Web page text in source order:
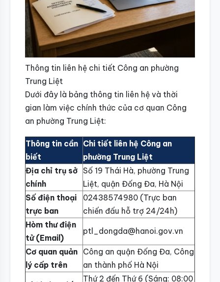
Thông tin liên hệ chi tiết Công an phường
Trung Liệt
Dưới đây là bảng thông tin liên hệ và thời
gian làm việc chính thức của cơ quan Công
an phường Trung Liệt:
Thông tin cần
biết
Chi tiết liên hệ Công an
phường Trung Liệt
Địa chỉ trụ sở
chính
Số 19 Thái Hà, phường Trung
Liệt, quận Đống Đa, Hà Nội
Số điện thoại
trực ban
02438574980 (Trực ban
chiến đấu hỗ trợ 24/24h)
Hòm thư điện
tử (Email)
ptl_dongda@hanoi.gov.vn
Cơ quan quản
lý cấp trên
Công an quận Đống Đa, Công
an thành phố Hà Nội
Thứ 2 đến Thứ 6 (Sáng: 08:00